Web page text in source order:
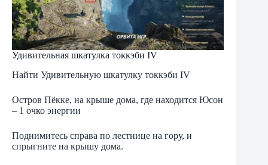
Удивительная шкатулка токкэби IV
Найти Удивительную шкатулку токкэби IV
Остров Пёкке, на крыше дома, где находится Юсон
– 1 очко энергии
Поднимитесь справа по лестнице на гору, и
спрыгните на крышу дома.